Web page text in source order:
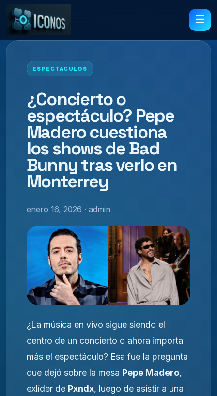
☰
ESPECTACULOS
¿Concierto o
espectáculo? Pepe
Madero cuestiona
los shows de Bad
Bunny tras verlo en
Monterrey
enero 16, 2026 · admin
¿La música en vivo sigue siendo el
centro de un concierto o ahora importa
más el espectáculo? Esa fue la pregunta
que dejó sobre la mesa Pepe Madero,
exlíder de Pxndx, luego de asistir a una